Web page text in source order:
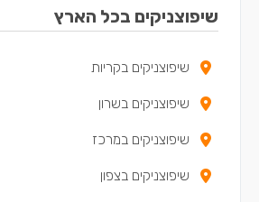
שיפוצניקים בקריית ארבע
שיפוצניקים בכל הארץ
שיפוצניקים בקריות
שיפוצניקים בשרון
שיפוצניקים במרכז
שיפוצניקים בצפון